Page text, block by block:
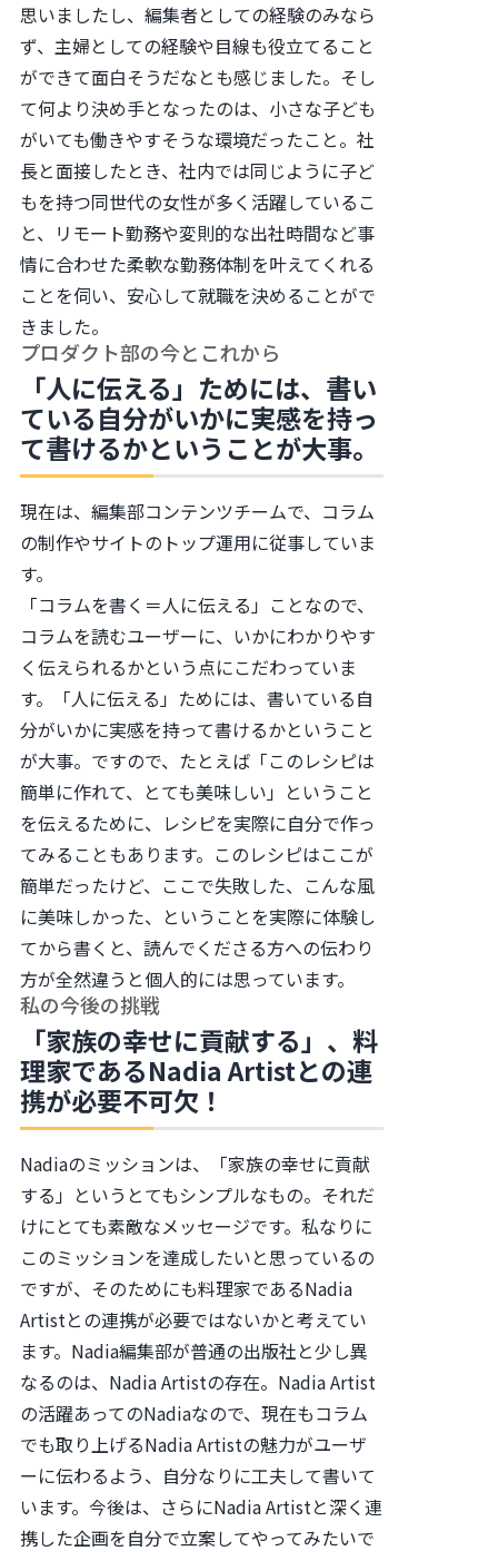
思いましたし、編集者としての経験のみなら
ず、主婦としての経験や目線も役立てること
ができて面白そうだなとも感じました。そし
て何より決め手となったのは、小さな子ども
がいても働きやすそうな環境だったこと。社
長と面接したとき、社内では同じように子ど
もを持つ同世代の女性が多く活躍しているこ
と、リモート勤務や変則的な出社時間など事
情に合わせた柔軟な勤務体制を叶えてくれる
ことを伺い、安心して就職を決めることがで
きました。
プロダクト部の今とこれから
「人に伝える」ためには、書い
ている自分がいかに実感を持っ
て書けるかということが大事。
現在は、編集部コンテンツチームで、コラム
の制作やサイトのトップ運用に従事していま
す。
「コラムを書く＝人に伝える」ことなので、
コラムを読むユーザーに、いかにわかりやす
く伝えられるかという点にこだわっていま
す。「人に伝える」ためには、書いている自
分がいかに実感を持って書けるかということ
が大事。ですので、たとえば「このレシピは
簡単に作れて、とても美味しい」ということ
を伝えるために、レシピを実際に自分で作っ
てみることもあります。このレシピはここが
簡単だったけど、ここで失敗した、こんな風
に美味しかった、ということを実際に体験し
てから書くと、読んでくださる方への伝わり
方が全然違うと個人的には思っています。
私の今後の挑戦
「家族の幸せに貢献する」、料
理家であるNadia Artistとの連
携が必要不可欠！
Nadiaのミッションは、「家族の幸せに貢献
する」というとてもシンプルなもの。それだ
けにとても素敵なメッセージです。私なりに
このミッションを達成したいと思っているの
ですが、そのためにも料理家であるNadia
Artistとの連携が必要ではないかと考えてい
ます。Nadia編集部が普通の出版社と少し異
なるのは、Nadia Artistの存在。Nadia Artist
の活躍あってのNadiaなので、現在もコラム
でも取り上げるNadia Artistの魅力がユーザ
ーに伝わるよう、自分なりに工夫して書いて
います。今後は、さらにNadia Artistと深く連
携した企画を自分で立案してやってみたいで